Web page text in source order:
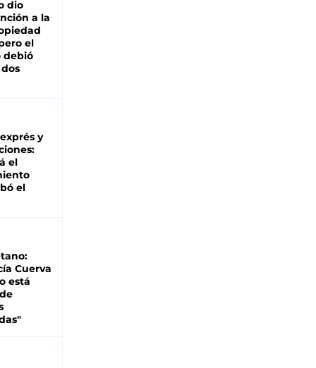
dio
a la
el
debió
y
el
el
Cuerva
está